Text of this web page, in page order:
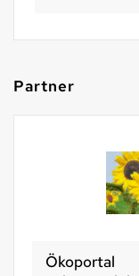
Partner
Ökoportal